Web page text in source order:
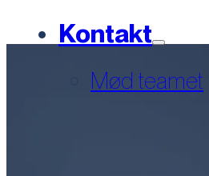
Kontakt
Mød teamet